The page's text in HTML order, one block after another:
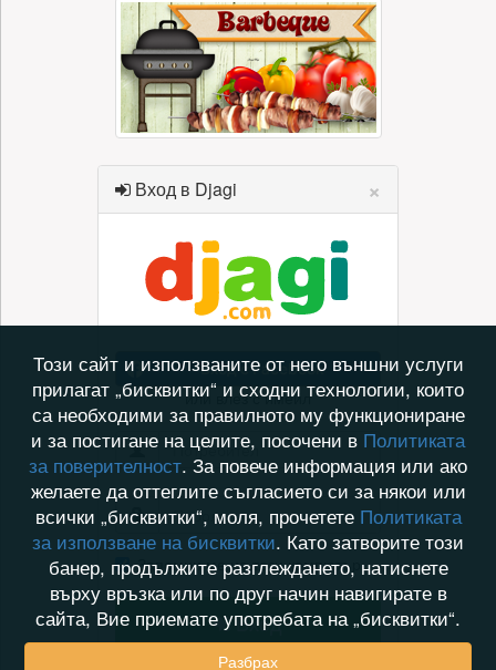
Вход в Djagi ×
Вход с Facebook
или влез с имейл
Запомни ме на този компютър
Вход
Този сайт и използваните от него външни услуги
прилагат „бисквитки“ и сходни технологии, които
са необходими за правилното му функциониране
и за постигане на целите, посочени в Политиката
за поверителност. За повече информация или ако
желаете да оттеглите съгласието си за някои или
всички „бисквитки“, моля, прочетете Политиката
за използване на бисквитки. Като затворите този
банер, продължите разглеждането, натиснете
върху връзка или по друг начин навигирате в
сайта, Вие приемате употребата на „бисквитки“.
Разбрах